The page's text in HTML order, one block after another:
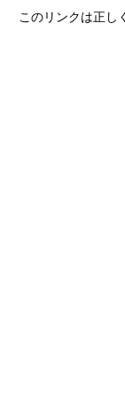
このリンクは正し